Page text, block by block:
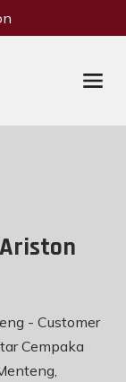
- Customer
Cempaka